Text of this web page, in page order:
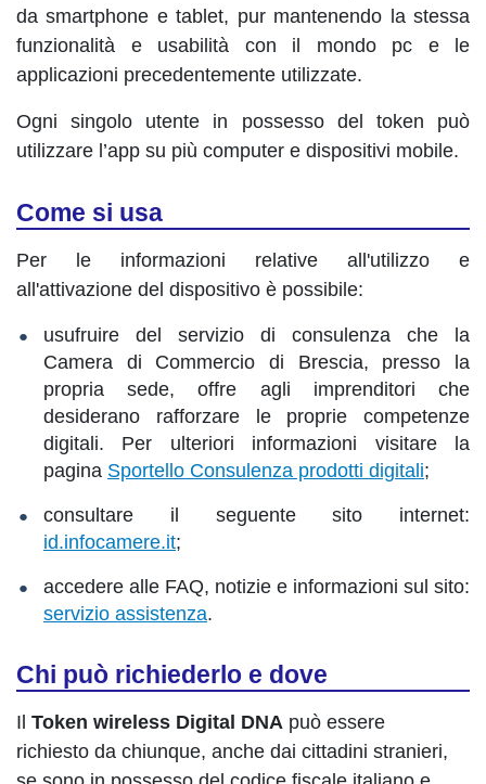
da smartphone e tablet, pur mantenendo la stessa
funzionalità e usabilità con il mondo pc e le
applicazioni precedentemente utilizzate.
Ogni singolo utente in possesso del token può
utilizzare l’app su più computer e dispositivi mobile.
Come si usa
Per le informazioni relative all'utilizzo e
all'attivazione del dispositivo è possibile:
usufruire del servizio di consulenza che la
Camera di Commercio di Brescia, presso la
propria sede, offre agli imprenditori che
desiderano rafforzare le proprie competenze
digitali. Per ulteriori informazioni visitare la
pagina Sportello Consulenza prodotti digitali;
consultare il seguente sito internet:
id.infocamere.it;
accedere alle FAQ, notizie e informazioni sul sito:
servizio assistenza.
Chi può richiederlo e dove
Il Token wireless Digital DNA può essere
richiesto da chiunque, anche dai cittadini stranieri,